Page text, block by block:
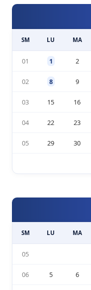
SM LU MA
01 1 2
02 8 9
03 15 16
04 22 23
05 29 30
SM LU MA
05
06 5 6